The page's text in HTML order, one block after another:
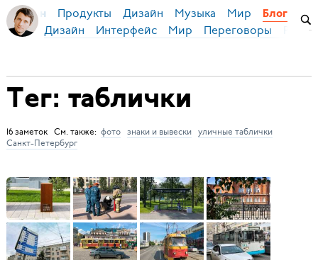
Бирман Продукты Дизайн Музыка Мир Блог
Дизайн Интерфейс Мир Переговоры
Тег: таблички
16 заметок См. также: фото знаки и вывески уличные таблички
Санкт-Петербург